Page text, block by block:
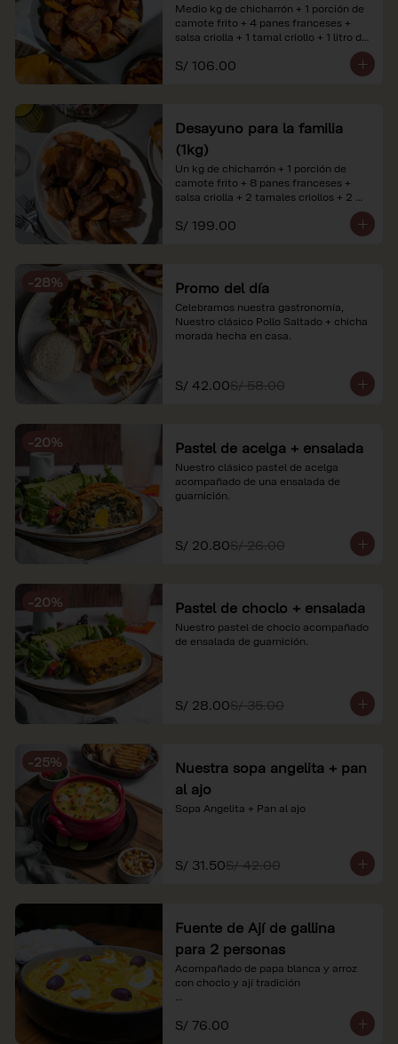
Medio kg de chicharrón + 1 porción de
camote frito + 4 panes franceses +
salsa criolla + 1 tamal criollo + 1 litro de
*Nuestros precios están expresados en
referenciales.
S/ 106.00
Desayuno para la familia
(1kg)
Un kg de chicharrón + 1 porción de
camote frito + 8 panes franceses +
salsa criolla + 2 tamales criollos + 2
*Nuestros precios están expresados en
referenciales.
S/ 199.00
-28% Promo del día
Celebramos nuestra gastronomía,
Nuestro clásico Pollo Saltado + chicha
morada hecha en casa.
S/ 42.00S/ 58.00
-20% Pastel de acelga + ensalada
Nuestro clásico pastel de acelga
acompañado de una ensalada de
guarnición.
S/ 20.80S/ 26.00
-20% Pastel de choclo + ensalada
Nuestro pastel de choclo acompañado
de ensalada de guarnición.
S/ 28.00S/ 35.00
-25%
Nuestra sopa angelita + pan
al ajo
Sopa Angelita + Pan al ajo
S/ 31.50S/ 42.00
Fuente de Ají de gallina
para 2 personas
Acompañado de papa blanca y arroz
con choclo y ají tradición
*Nuestros precios están expresados en
soles e incluyen impuestos de ley y
S/ 76.00